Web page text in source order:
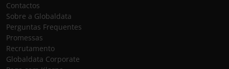
Contactos
Sobre a Globaldata
Perguntas Frequentes
Promessas
Recrutamento
Globaldata Corporate